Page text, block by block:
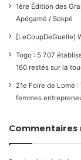
1ère Édition des
Apégamé / Sokpé
[LeCoupDeGuelle]
Togo : 5 707
160 restés sur la
21e Foire de Lomé
femmes
Commentaires